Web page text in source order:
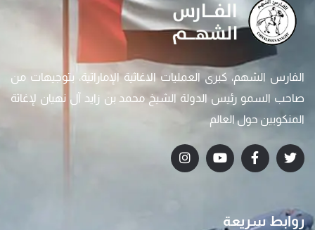
الفارس الشهم، كبرى العمليات الاغاثية الإماراتية، بتوجيهات من
صاحب السمو رئيس الدولة الشيخ محمد بن زايد آل نهيان لإغاثة
المنكوبين حول العالم
روابط سريعة